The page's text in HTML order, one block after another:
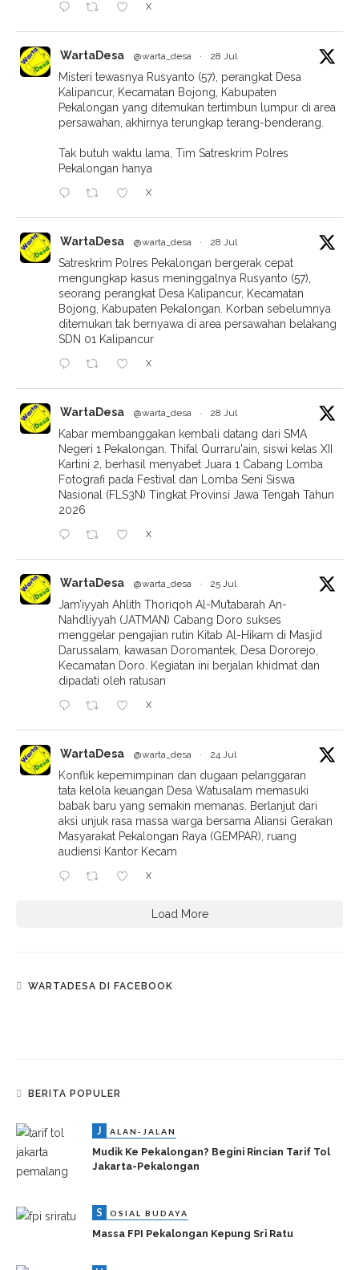
X
WartaDesa @warta_desa · 28 Jul
Misteri tewasnya Rusyanto (57), perangkat Desa
Kalipancur, Kecamatan Bojong, Kabupaten
Pekalongan yang ditemukan tertimbun lumpur di area
persawahan, akhirnya terungkap terang-benderang.
Tak butuh waktu lama, Tim Satreskrim Polres
Pekalongan hanya
X
WartaDesa @warta_desa · 28 Jul
Satreskrim Polres Pekalongan bergerak cepat
mengungkap kasus meninggalnya Rusyanto (57),
seorang perangkat Desa Kalipancur, Kecamatan
Bojong, Kabupaten Pekalongan. Korban sebelumnya
ditemukan tak bernyawa di area persawahan belakang
SDN 01 Kalipancur
X
WartaDesa @warta_desa · 28 Jul
Kabar membanggakan kembali datang dari SMA
Negeri 1 Pekalongan. Thifal Qurraru'ain, siswi kelas XII
Kartini 2, berhasil menyabet Juara 1 Cabang Lomba
Fotografi pada Festival dan Lomba Seni Siswa
Nasional (FLS3N) Tingkat Provinsi Jawa Tengah Tahun
2026
X
WartaDesa @warta_desa · 25 Jul
Jam’iyyah Ahlith Thoriqoh Al-Mu’tabarah An-
Nahdliyyah (JATMAN) Cabang Doro sukses
menggelar pengajian rutin Kitab Al-Hikam di Masjid
Darussalam, kawasan Doromantek, Desa Dororejo,
Kecamatan Doro. Kegiatan ini berjalan khidmat dan
dipadati oleh ratusan
X
WartaDesa @warta_desa · 24 Jul
Konflik kepemimpinan dan dugaan pelanggaran
tata kelola keuangan Desa Watusalam memasuki
babak baru yang semakin memanas. Berlanjut dari
aksi unjuk rasa massa warga bersama Aliansi Gerakan
Masyarakat Pekalongan Raya (GEMPAR), ruang
audiensi Kantor Kecam
X
Load More
WARTADESA DI FACEBOOK
BERITA POPULER
J ALAN-JALAN
Mudik Ke Pekalongan? Begini Rincian Tarif Tol
Jakarta-Pekalongan
S OSIAL BUDAYA
Massa FPI Pekalongan Kepung Sri Ratu